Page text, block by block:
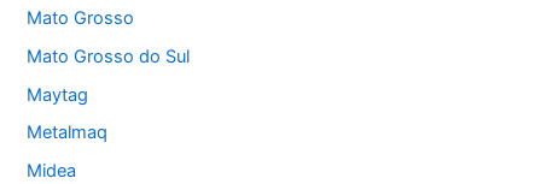
Mato Grosso
Mato Grosso do Sul
Maytag
Metalmaq
Midea